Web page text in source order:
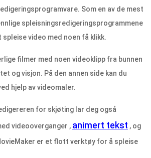
Som en av de mest
spleisningsredigeringsprogrammene
spleise video med noen få klikk.
filmer med noen videoklipp fra bunnen
og visjon. På den annen side kan du
hjelp av videomaler.
for skjøting lar deg også
videooverganger , animert tekst , og
er et flott verktøy for å spleise